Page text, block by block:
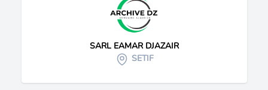
SARL EAMAR DJAZAIR
SETIF